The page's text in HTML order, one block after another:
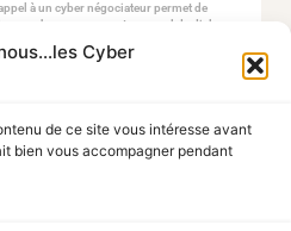
Cyber
de ce site vous intéresse avant
bien vous accompagner pendant
à un cyber négociateur permet de
ce chaos en ouvrant un canal de dialogue